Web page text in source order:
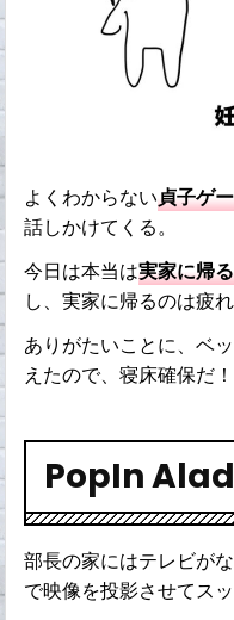
よくわからない貞子ゲ
話しかけてくる。
今日は本当は実家に帰
し、実家に帰るのは疲
ありがたいことに、ベ
えたので、寝床確保だ！
PopIn
部長の家にはテレビが
で映像を投影させてス